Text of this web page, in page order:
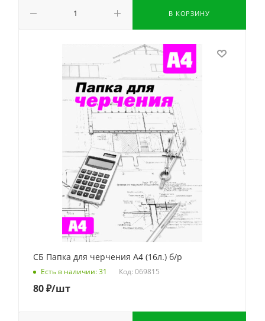
В КОРЗИНУ
СБ Папка для черчения А4 (16л.) б/р
Есть в наличии: 31 Код: 069815
80₽/шт